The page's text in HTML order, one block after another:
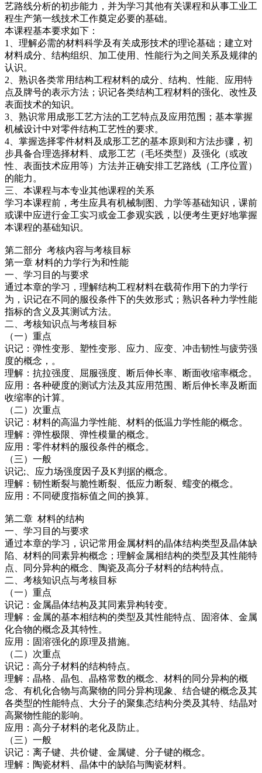
艺路线分析的初步能力，并为学习其他有关课程和从事工业工
程生产第一线技术工作奠定必要的基础。
本课程基本要求如下：
1、理解必需的材料科学及有关成形技术的理论基础；建立对
材料成分、结构组织、加工使用、性能行为之间关系及规律的
认识。
2、熟识各类常用结构工程材料的成分、结构、性能、应用特
点及牌号的表示方法；识记各类结构工程材料的强化、改性及
表面技术的知识。
3、熟识常用成形工艺方法的工艺特点及应用范围；基本掌握
机械设计中对零件结构工艺性的要求。
4、掌握选择零件材料及成形工艺的基本原则和方法步骤，初
步具备合理选择材料、成形工艺（毛坯类型）及强化（或改
性、表面技术应用等）方法并正确安排工艺路线（工序位置）
的能力。
三、本课程与本专业其他课程的关系
学习本课程前，考生应具有机械制图、力学等基础知识，课前
或课中应进行金工实习或金工参观实践，以便考生更好地掌握
本课程的基础知识。
第二部分 考核内容与考核目标
第一章 材料的力学行为和性能
一、学习目的与要求
通过本章的学习，理解结构工程材料在载荷作用下的力学行
为，识记在不同的服役条件下的失效形式；熟识各种力学性能
指标的含义及其测试方法。
二、考核知识点与考核目标
（一）重点
识记：弹性变形、塑性变形、应力、应变、冲击韧性与疲劳强
度的概念，。
理解：抗拉强度、屈服强度、断后伸长率、断面收缩率概念。
应用：各种硬度的测试方法及其应用范围、断后伸长率及断面
收缩率的计算。
（二）次重点
识记：材料的高温力学性能、材料的低温力学性能的概念。
理解：弹性极限、弹性模量的概念。
应用：零件材料的服役条件的概念。
（三）一般
识记;、应力场强度因子及K判据的概念。
理解：韧性断裂与脆性断裂、低应力断裂、蠕变的概念。
应用：不同硬度指标值之间的换算。
第二章 材料的结构
一、学习目的与要求
通过本章的学习，识记常用金属材料的晶体结构类型及晶体缺
陷、材料的同素异构概念；理解金属相结构的类型及其性能特
点、同分异构的概念、陶瓷及高分子材料的结构特点。
二、考核知识点与考核目标
（一）重点
识记：金属晶体结构及其同素异构转变。
理解：金属的基本相结构的类型及其性能特点、固溶体、金属
化合物的概念及其特性。
应用：固溶强化的原理及措施。
（二）次重点
识记：高分子材料的结构特点。
理解：晶格、晶包、晶格常数的概念、材料的同分异构的概
念、有机化合物与高聚物的同分异构现象、结合键的概念及其
各类型的性能特点、大分子的聚集态结构分类及其特、结晶对
高聚物性能的影响。
应用：高分子材料的老化及防止。
（三）一般
识记：离子键、共价键、金属键、分子键的概念。
理解：陶瓷材料、晶体中的缺陷与陶瓷材料。